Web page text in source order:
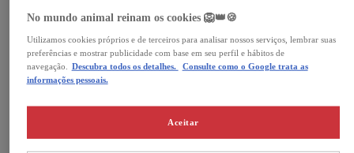
agora.
10:00
Av. da Madalena 116 9020-330 Funchal
291 142 182
Saber mais
Por região
Braga
Aveiro
Braga
Castelo Branco
Distrito de Évora
No mundo animal reinam os cookies 🦁👑🍪
Utilizamos cookies próprios e de terceiros para analisar nossos serviços, lembrar suas
preferências e mostrar publicidade com base em seu perfil e hábitos de
navegação.
Descubra todos os detalhes.
Consulte como o Google trata as
informações pessoais.
Aceitar